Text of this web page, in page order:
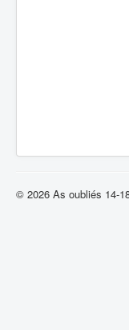
© 2026 As oubliés 14-